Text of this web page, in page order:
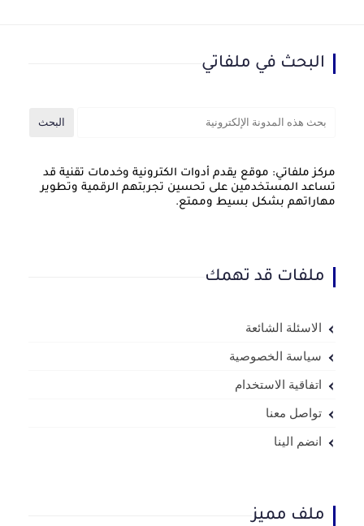
البحث في ملفاتي
مركز ملفاتي: موقع يقدم أدوات الكترونية وخدمات تقنية قد
تساعد المستخدمين على تحسين تجربتهم الرقمية وتطوير
مهاراتهم بشكل بسيط وممتع.
ملفات قد تهمك
الاسئلة الشائعة
سياسة الخصوصية
اتفاقية الاستخدام
تواصل معنا
انضم الينا
ملف مميز